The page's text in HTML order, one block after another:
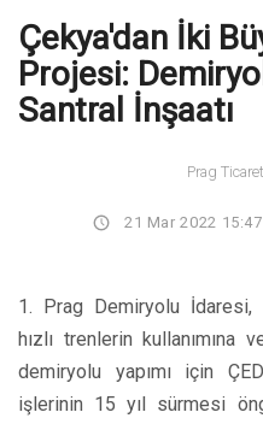
Çekya'dan İki
Projesi:
Santral İnşaatı
Prag
21 Mar 2022 15:47
1. Prag Demiryolu İdaresi,
hızlı trenlerin kullanımına
demiryolu yapımı için
işlerinin 15 yıl sürmesi